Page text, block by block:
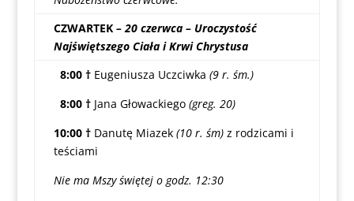
CZWARTEK – 20 czerwca – Uroczystość
Najświętszego Ciała i Krwi Chrystusa
8:00 † Eugeniusza Uczciwka (9 r. śm.)
8:00 † Jana Głowackiego(greg. 20)
10:00 † Danutę Miazek (10 r. śm)z rodzicami i
teściami
Nie ma Mszy świętej o godz. 12:30